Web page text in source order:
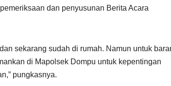
dan penyusunan Berita Acara
sekarang sudah di rumah. Namun untuk
di Mapolsek Dompu untuk kepentingan
pungkasnya.